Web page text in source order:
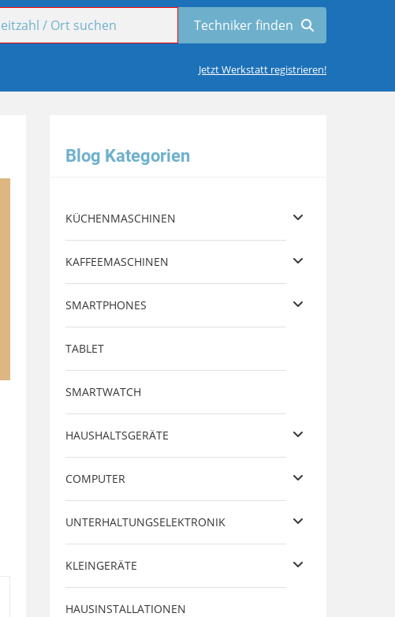
Jetzt Werkstatt registrieren!
Blog Kategorien
KÜCHENMASCHINEN
KAFFEEMASCHINEN
SMARTPHONES
TABLET
SMARTWATCH
HAUSHALTSGERÄTE
COMPUTER
UNTERHALTUNGSELEKTRONIK
KLEINGERÄTE
HAUSINSTALLATIONEN